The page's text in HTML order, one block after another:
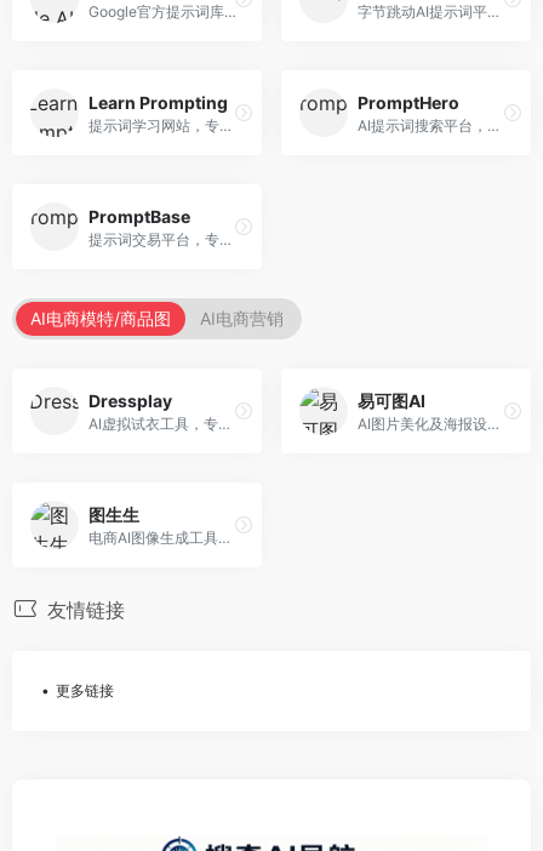
Google官方提示词库，专注于Gemini模型优化。面向开发者，提供官方提示词指南、最佳实践、示例代码等资源，权威性强。 字节跳动AI提示词平台，专注于提示词优化与管理。面向AI用户，提供提示词优化、效果测试、团队协作等服务，企业级功能完善。
Learn Prompting
提示词学习网站，专注于提示词工程教育。面向AI学习者，提供提示词教程、最佳实践、案例研究等资源，教学内容系统。
PromptHero
AI提示词搜索平台，整合多种AI工具提示词资源。面向AI创作者，提供提示词搜索、模板库、社区分享等服务，提示词资源丰富。
PromptBase
提示词交易平台，专注于高质量提示词买卖。面向AI创作者，提供提示词交易、模板购买、创作者收益等服务，提示词质量高。
AI电商模特/商品图 AI电商营销
Dressplay
AI虚拟试衣工具，专注于服装电商体验。面向服装电商，提供虚拟试穿、尺码推荐、穿搭建议等服务，试衣体验真实。
易可图AI
AI图片美化及海报设计平台，专注于电商视觉设计。面向电商卖家，提供图片美化、海报设计、营销素材等服务，设计效率高。
图生生
电商AI图像生成工具，专注于商品图创作。面向电商卖家，提供商品图生成、背景替换、批量处理等服务，商品图质量高。
友情链接
更多链接